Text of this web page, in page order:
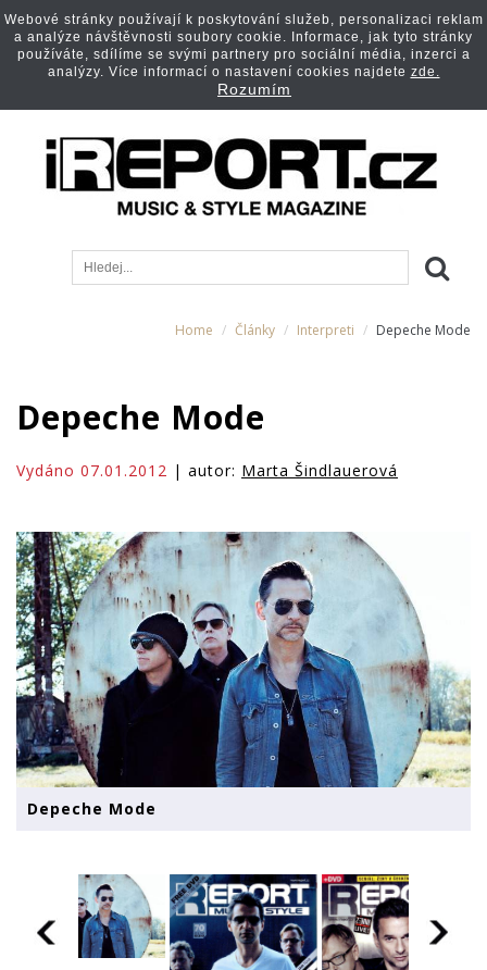
Home Články Interpreti Depeche Mode
Depeche Mode
Vydáno 07.01.2012 | autor: Marta Šindlauerová
Depeche Mode
Webové stránky používají k poskytování služeb, personalizaci reklam
a analýze návštěvnosti soubory cookie. Informace, jak tyto stránky
používáte, sdílíme se svými partnery pro sociální média, inzerci a
analýzy. Více informací o nastavení cookies najdete zde.
Rozumím